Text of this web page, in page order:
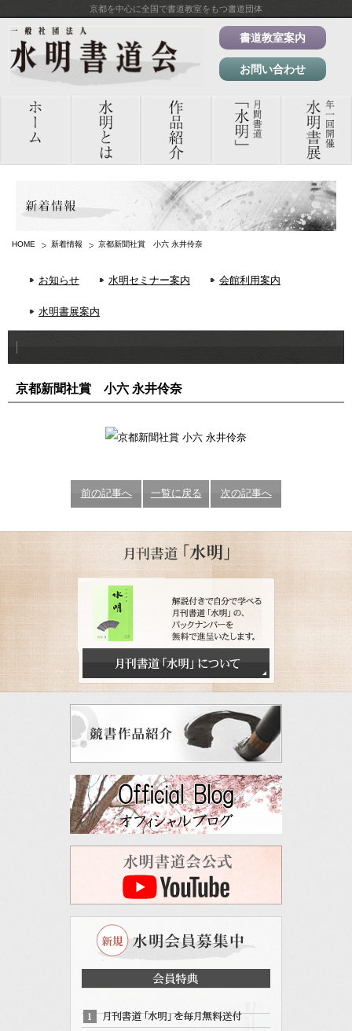
京都を中心に全国で書道教室をもつ書道団体
書道教室案内
お問い合わせ
HOME 新着情報 京都新聞社賞 小六 永井伶奈
お知らせ 水明セミナー案内 会館利用案内
水明書展案内
京都新聞社賞 小六 永井伶奈
前の記事へ 一覧に戻る 次の記事へ